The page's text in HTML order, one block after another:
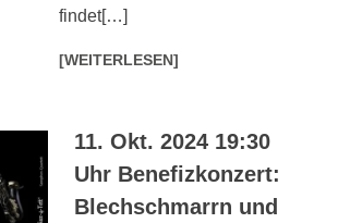
findet[…]
[WEITERLESEN]
11. Okt. 2024 19:30
Uhr Benefizkonzert:
Blechschmarrn und